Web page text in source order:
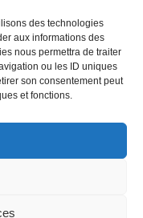
des technologies
aux informations des
nous permettra de traiter
ou les ID uniques
son consentement peut
et fonctions.
droits réservés